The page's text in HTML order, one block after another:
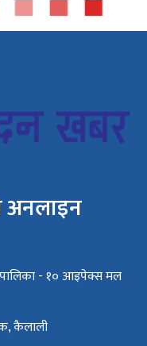
अनलाइन
- १० आइपेक्स मल
कैलाली